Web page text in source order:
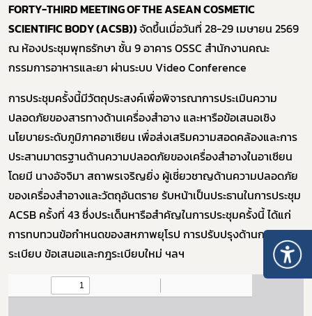
FORTY-THIRD MEETING OF THE ASEAN COSMETIC
SCIENTIFIC BODY (ACSB))จัดขึ้นเมื่อวันที่ 28-29 เมษายน 2569
ณ ห้องประชุมพุทธรักษา ชั้น 9 อาคาร OSSC สำนักงานคณะ
กรรมการอาหารและยา ผ่านระบบ Video Conference
การประชุมครั้งนี้มีวัตถุประสงค์เพื่อพิจารณาการประเมินความ
ปลอดภัยของสารทางด้านเครื่องสำอาง และหารือข้อเสนอเชิง
นโยบายระดับภูมิภาคอาเซียน เพื่อส่งเสริมความสอดคล้องและการ
ประสานมาตรฐานด้านความปลอดภัยของเครื่องสำอางในอาเซียน
โดยมี นางอัจจิมา สถาพรเจริญยิ่ง ผู้เชี่ยวชาญด้านความปลอดภัย
ของเครื่องสำอางและวัตถุอันตราย รับหน้าเป็นประธานในการประชุม
ACSB ครั้งที่ 43 ซึ่งประเด็นหารือสำคัญในการประชุมครั้งนี้ ได้แก่
การทบทวนข้อกำหนดของสหภาพยุโรป การปรับปรุงด้านกฎ
ระเบียบ ข้อเสนอและกฎระเบียบใหม่ ฯลฯ